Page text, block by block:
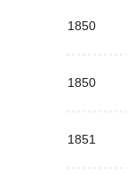
1850
1850
1851